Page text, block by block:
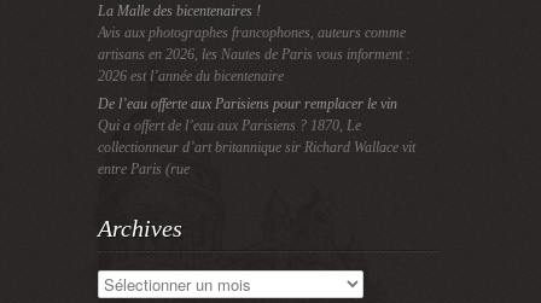
La Malle des bicentenaires !
Avis aux photographes francophones, auteurs comme
artisans en 2026, les Nautes de Paris vous informent :
2026 est l’année du bicentenaire
De l’eau offerte aux Parisiens pour remplacer le vin
Qui a offert de l’eau aux Parisiens ? 1870, Le
collectionneur d’art britannique sir Richard Wallace vit
entre Paris (rue
Archives
Archives